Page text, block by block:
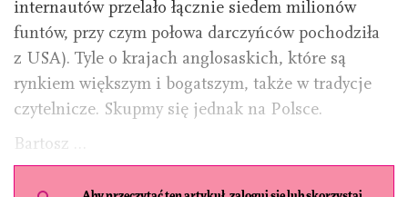
internautów przelało łącznie siedem milionów
funtów, przy czym połowa darczyńców pochodziła
z USA). Tyle o krajach anglosaskich, które są
rynkiem większym i bogatszym, także w tradycje
czytelnicze. Skupmy się jednak na Polsce.
Bartosz …